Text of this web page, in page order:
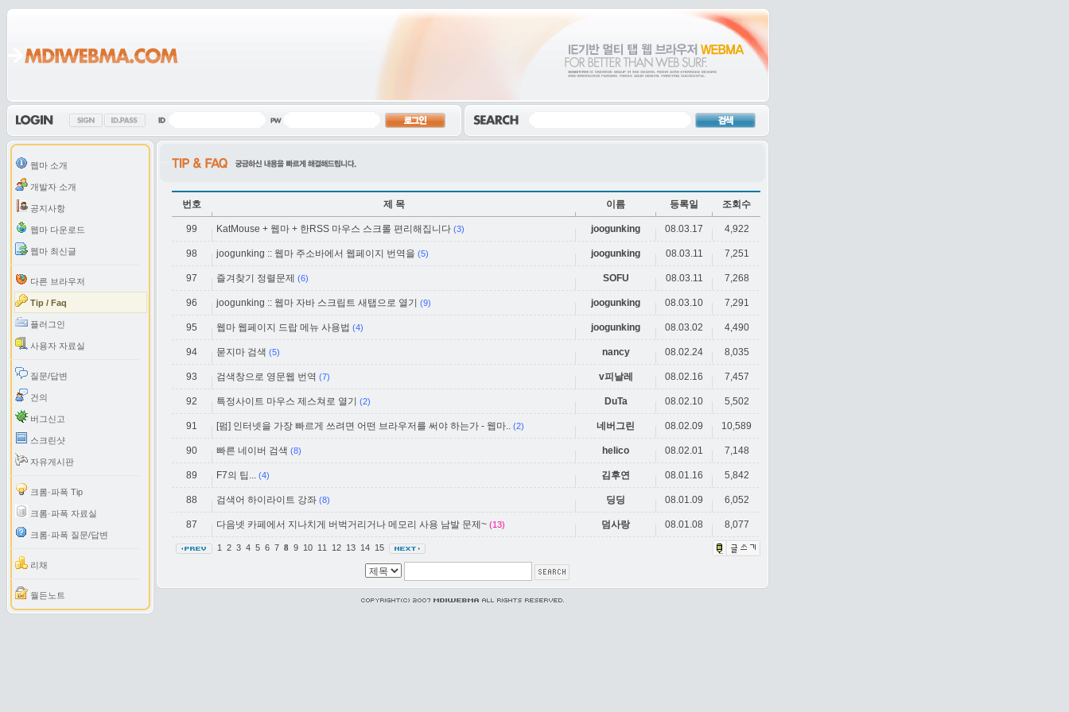
웹마 소개
개발자 소개
공지사항
웹마 다운로드
웹마 최신글
다른 브라우저
Tip / Faq
플러그인
사용자 자료실
질문/답변
건의
버그신고
스크린샷
자유게시판
크롬·파폭 Tip
크롬·파폭 자료실
크롬·파폭 질문/답변
리채
월든노트
번호 제 목 이름 등록일 조회수
99 KatMouse + 웹마 + 한RSS 마우스 스크롤 편리해집니다 (3) joogunking 08.03.17 4,922
98 joogunking :: 웹마 주소바에서 웹페이지 번역을 (5) joogunking 08.03.11 7,251
97 즐겨찾기 정렬문제 (6) SOFU 08.03.11 7,268
96 joogunking :: 웹마 자바 스크립트 새탭으로 열기 (9) joogunking 08.03.10 7,291
95 웹마 웹페이지 드랍 메뉴 사용법 (4) joogunking 08.03.02 4,490
94 묻지마 검색 (5) nancy 08.02.24 8,035
93 검색창으로 영문웹 번역 (7) v피날레 08.02.16 7,457
92 특정사이트 마우스 제스쳐로 열기 (2) DuTa 08.02.10 5,502
91 [펌] 인터넷을 가장 빠르게 쓰려면 어떤 브라우저를 써야 하는가 - 웹마.. (2) 네버그린 08.02.09 10,589
90 빠른 네이버 검색 (8) helico 08.02.01 7,148
89 F7의 팁... (4) 김후연 08.01.16 5,842
88 검색어 하이라이트 강좌 (8) 딩딩 08.01.09 6,052
87 다음넷 카페에서 지나치게 버벅거리거나 메모리 사용 남발 문제~ (13) 덤사랑 08.01.08 8,077
1 2 3 4 5 6 7 8 9 10 11 12 13 14 15